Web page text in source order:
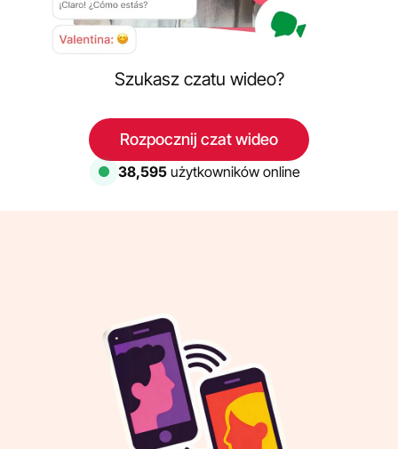
Szukasz czatu wideo?
Rozpocznij czat wideo
38,595użytkowników online